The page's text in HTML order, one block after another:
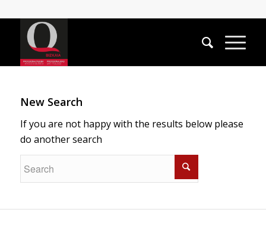
New Search
If you are not happy with the results below please
do another search